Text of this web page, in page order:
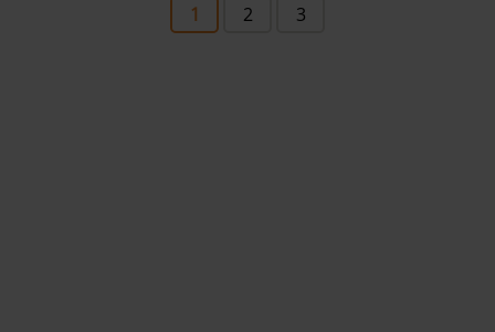
1 2 3